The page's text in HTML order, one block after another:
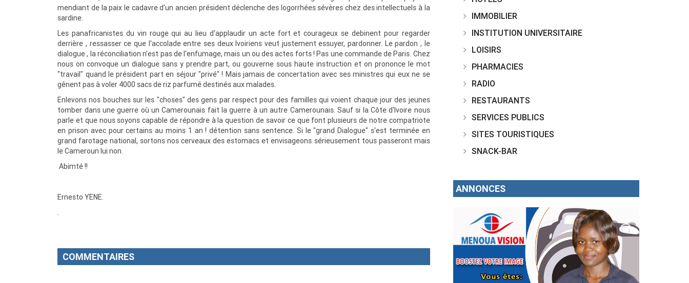
mendiant de la paix le cadavre d'un ancien président déclenche des logorrhées sévères chez des intellectuels à la
sardine.
Les panafricanistes du vin rouge qui au lieu d'applaudir un acte fort et courageux se debinent pour regarder
derrière , ressasser ce que l'accolade entre ses deux Ivoiriens veut justement essuyer, pardonner. Le pardon , le
dialogue , la réconciliation n'est pas de l'enfumage, mais un ou des actes forts ! Pas une commande de Paris. Chez
nous on convoque un dialogue sans y prendre part, ou gouverne sous haute instruction et on prononce le mot
"travail" quand le président part en séjour "privé" ! Mais jamais de concertation avec ses ministres qui eux ne se
gênent pas à voler 4000 sacs de riz parfumé destinés aux malades.
Enlevons nos bouches sur les "choses" des gens par respect pour des familles qui voient chaque jour des jeunes
tomber dans une guerre où un Camerounais fait la guerre à un autre Camerounais. Sauf si la Côte d'Ivoire nous
parle et que nous soyons capable de répondre à la question de savoir ce que font plusieurs de notre compatriote
en prison avec pour certains au moins 1 an ! détention sans sentence. Si le "grand Dialogue" s'est terminée en
grand farotage national, sortons nos cerveaux des estomacs et envisageons sérieusement tous passeront mais
le Cameroun lui non.
Abimté !!
Ernesto YENE.
.
COMMENTAIRES
IMMOBILIER
INSTITUTION UNIVERSITAIRE
LOISIRS
PHARMACIES
RADIO
RESTAURANTS
SERVICES PUBLICS
SITES TOURISTIQUES
SNACK-BAR
ANNONCES